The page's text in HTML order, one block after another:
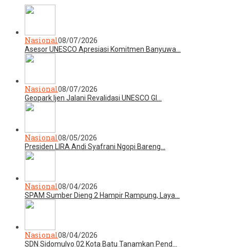
Nasional08/07/2026
Asesor UNESCO Apresiasi Komitmen Banyuwa…
Nasional08/07/2026
Geopark Ijen Jalani Revalidasi UNESCO Gl…
Nasional08/05/2026
Presiden LIRA Andi Syafrani Ngopi Bareng…
Nasional08/04/2026
SPAM Sumber Dieng 2 Hampir Rampung, Laya…
Nasional08/04/2026
SDN Sidomulyo 02 Kota Batu Tanamkan Pend…